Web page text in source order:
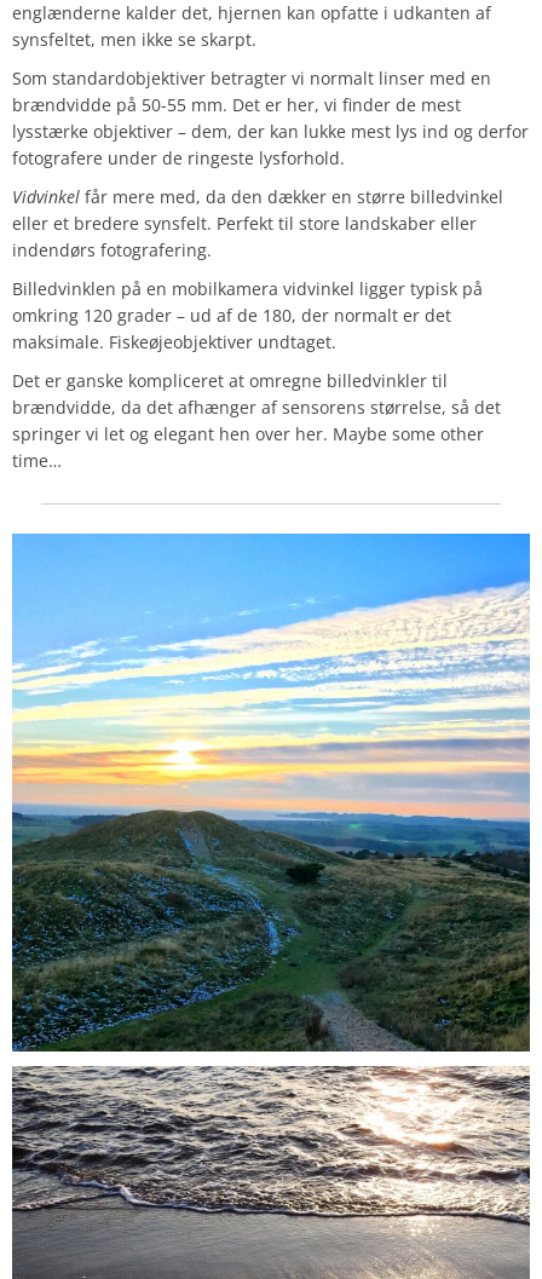
englænderne kalder det, hjernen kan opfatte i udkanten af
synsfeltet, men ikke se skarpt.
Som standardobjektiver betragter vi normalt linser med en
brændvidde på 50-55 mm. Det er her, vi finder de mest
lysstærke objektiver – dem, der kan lukke mest lys ind og derfor
fotografere under de ringeste lysforhold.
Vidvinkel får mere med, da den dækker en større billedvinkel
eller et bredere synsfelt. Perfekt til store landskaber eller
indendørs fotografering.
Billedvinklen på en mobilkamera vidvinkel ligger typisk på
omkring 120 grader – ud af de 180, der normalt er det
maksimale. Fiskeøjeobjektiver undtaget.
Det er ganske kompliceret at omregne billedvinkler til
brændvidde, da det afhænger af sensorens størrelse, så det
springer vi let og elegant hen over her. Maybe some other
time…